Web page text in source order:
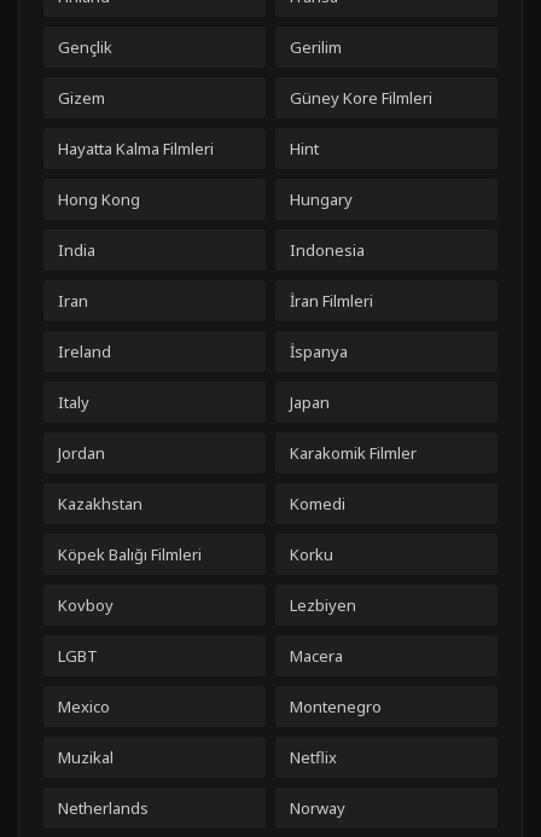
Gençlik Gerilim
Gizem Güney Kore Filmleri
Hayatta Kalma Filmleri Hint
Hong Kong Hungary
India Indonesia
Iran İran Filmleri
Ireland İspanya
Italy Japan
Jordan Karakomik Filmler
Kazakhstan Komedi
Köpek Balığı Filmleri Korku
Kovboy Lezbiyen
LGBT Macera
Mexico Montenegro
Muzikal Netflix
Netherlands Norway